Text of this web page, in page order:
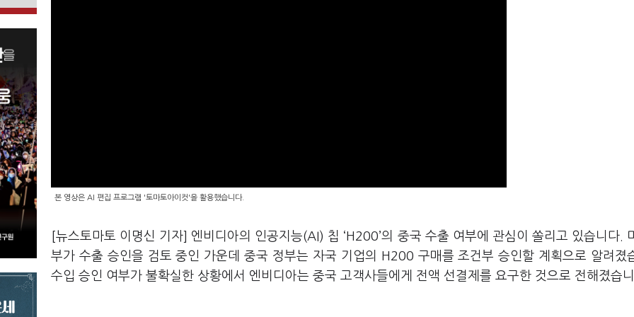
본 영상은 AI 편집 프로그램 '토마토아이컷'을 활용했습니다.
[뉴스토마토 이명신 기자] 엔비디아의 인공지능(AI) 칩 ‘H200’의 중국 수출 여부에 관심이 쏠리고 있습니다.
부가 수출 승인을 검토 중인 가운데 중국 정부는 자국 기업의 H200 구매를 조건부 승인할 계획으로 알려졌
수입 승인 여부가 불확실한 상황에서 엔비디아는 중국 고객사들에게 전액 선결제를 요구한 것으로 전해졌습